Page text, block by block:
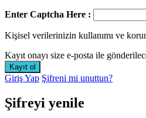
Enter Captcha Here :
Kişisel verilerinizin kullanımı ve
Kayıt onayı size e-posta ile
Giriş Yap Şifreni mi unuttun?
Şifreyi yenile